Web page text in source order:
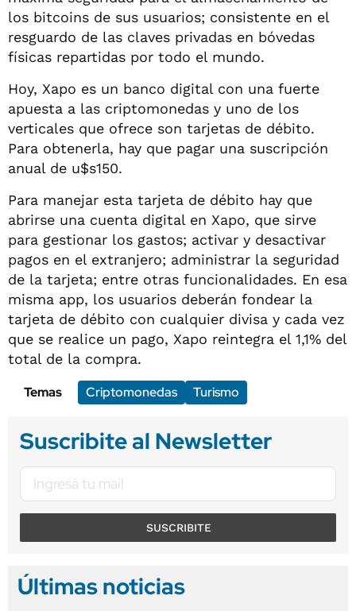
los bitcoins de sus usuarios; consistente en el
resguardo de las claves privadas en bóvedas
físicas repartidas por todo el mundo.
Hoy, Xapo es un banco digital con una fuerte
apuesta a las criptomonedas y uno de los
verticales que ofrece son tarjetas de débito.
Para obtenerla, hay que pagar una suscripción
anual de u$s150.
Para manejar esta tarjeta de débito hay que
abrirse una cuenta digital en Xapo, que sirve
para gestionar los gastos; activar y desactivar
pagos en el extranjero; administrar la seguridad
de la tarjeta; entre otras funcionalidades. En esa
misma app, los usuarios deberán fondear la
tarjeta de débito con cualquier divisa y cada vez
que se realice un pago, Xapo reintegra el 1,1% del
total de la compra.
Temas
Criptomonedas Turismo
Suscribite al Newsletter
SUSCRIBITE
Últimas noticias